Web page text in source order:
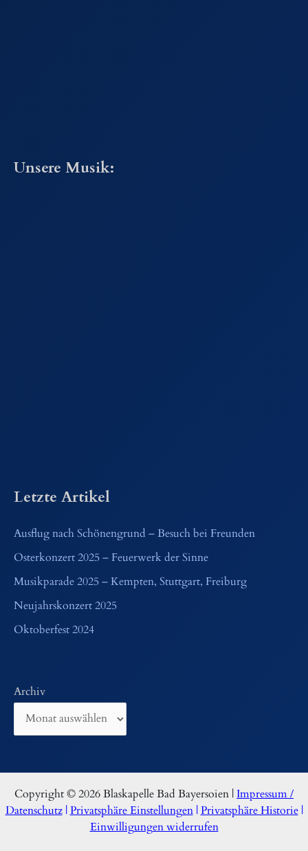
Unsere Musik:
Letzte Artikel
Ausflug nach Schönengrund – Besuch bei Freunden
Osterkonzert 2025 – Feuerwerk der Sinne
Musikparade 2025 – Kempten, Stuttgart, Freiburg
Neujahrskonzert 2025
Oktoberfest 2024
Archiv
Copyright © 2026 Blaskapelle Bad Bayersoien | Impressum /
Datenschutz|Privatsphäre Einstellungen|Privatsphäre Historie|
Einwilligungen widerrufen